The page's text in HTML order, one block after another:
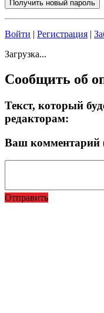
Войти | Регистрация |
Загрузка...
Сообщить об
Текст, который
редакторам:
Ваш комментарий
Отправить